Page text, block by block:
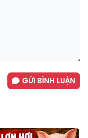
GỬI BÌNH LUẬN